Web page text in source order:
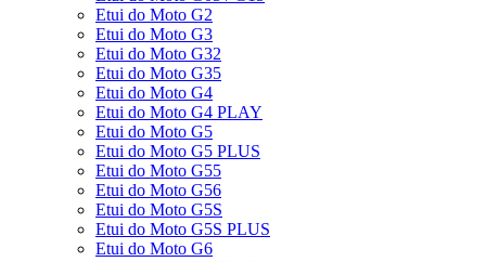
Etui do Moto G2
Etui do Moto G3
Etui do Moto G32
Etui do Moto G35
Etui do Moto G4
Etui do Moto G4 PLAY
Etui do Moto G5
Etui do Moto G5 PLUS
Etui do Moto G55
Etui do Moto G56
Etui do Moto G5S
Etui do Moto G5S PLUS
Etui do Moto G6